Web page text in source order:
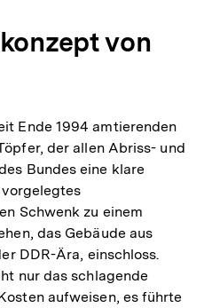
von
Ende 1994 amtierenden
der allen Abriss- und
Bundes eine klare
Schwenk zu einem
das Gebäude aus
DDR-Ära, einschloss.
nur das schlagende
aufweisen, es führte